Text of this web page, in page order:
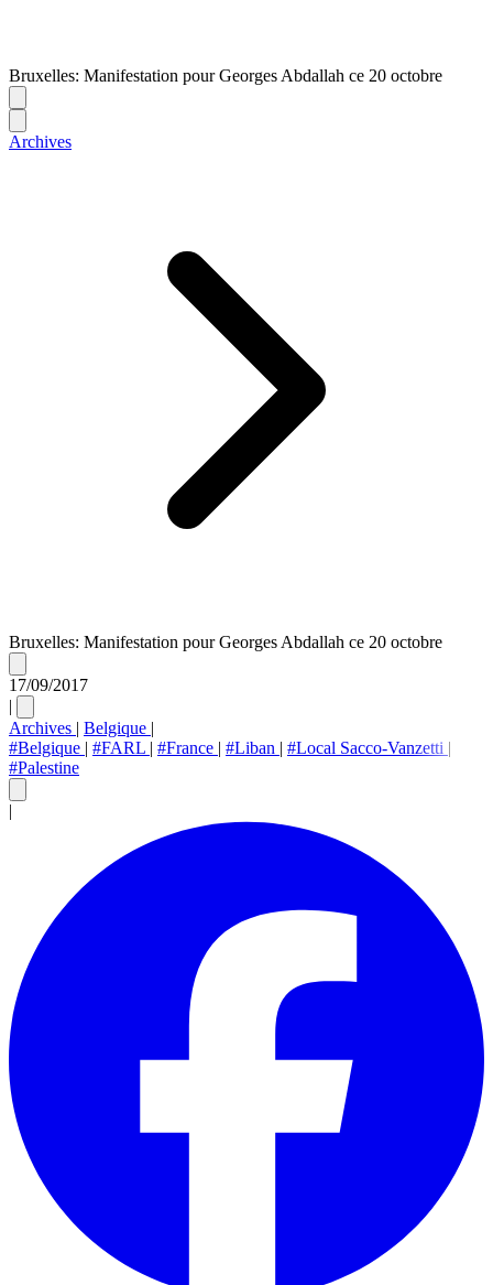
Bruxelles: Manifestation pour Georges Abdallah ce 20 octobre
Archives
Bruxelles: Manifestation pour Georges Abdallah ce 20 octobre
17/09/2017
|
Archives | Belgique |
#Belgique | #FARL | #France | #Liban | #Local Sacco-Vanzetti |
#Palestine
|